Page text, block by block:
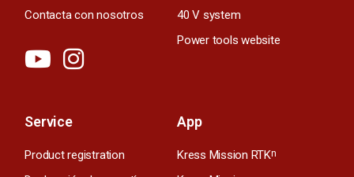
Contacta con nosotros
40 V system
Power tools website
Service
Product registration
App
Kress Mission RTKn